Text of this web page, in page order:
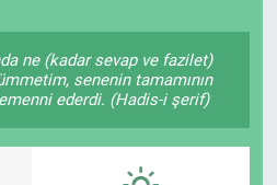
ne (kadar sevap ve fazilet)
senenin tamamının
ederdi. (Hadis-i şerif)